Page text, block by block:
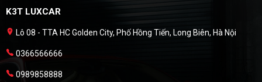
K3T LUXCAR
Lô 08 - TTA HC Golden City, Phố Hồng Tiến, Long Biên, Hà Nội
0366566666
0989858888